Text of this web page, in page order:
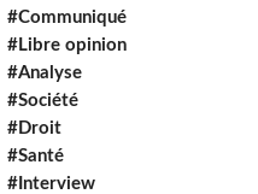
#Communiqué
#Libre opinion
#Analyse
#Société
#Droit
#Santé
#Interview